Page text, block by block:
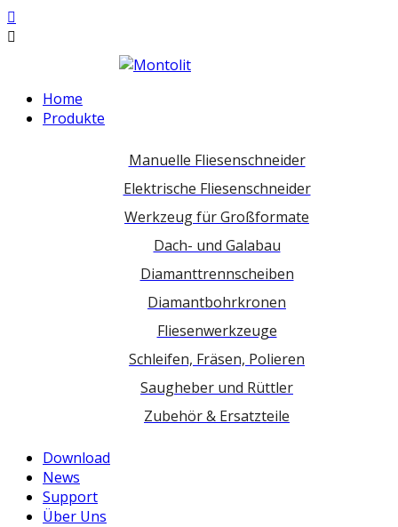
Home
Produkte
Manuelle Fliesenschneider
Elektrische Fliesenschneider
Werkzeug für Großformate
Dach- und Galabau
Diamanttrennscheiben
Diamantbohrkronen
Fliesenwerkzeuge
Schleifen, Fräsen, Polieren
Saugheber und Rüttler
Zubehör & Ersatzteile
Download
News
Support
Über Uns